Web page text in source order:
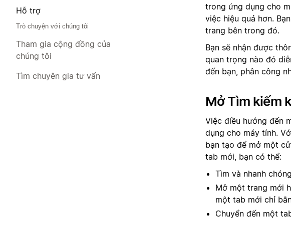
Hỗ trợ
Trò chuyện với chúng tôi
Tham gia cộng đồng của
chúng tôi
Tìm chuyên gia tư vấn
trong ứng dụng cho
việc hiệu quả hơn.
trang bên trong đó.
Bạn sẽ nhận được
quan trọng nào đó
đến bạn, phân công
Mở Tìm kiếm
Việc điều hướng đến
dụng cho máy tính.
bạn tạo để mở một
tab mới, bạn có thể:
Tìm và nhanh
Mở một trang mới
một tab mới chỉ
Chuyển đến một